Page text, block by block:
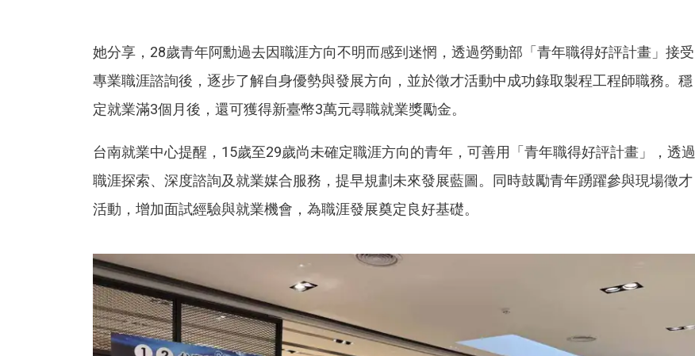
她分享，28歲青年阿勳過去因職涯方向不明而感到迷惘，透過勞動部「青年職得好評計畫」接受
專業職涯諮詢後，逐步了解自身優勢與發展方向，並於徵才活動中成功錄取製程工程師職務。穩
定就業滿3個月後，還可獲得新臺幣3萬元尋職就業獎勵金。
台南就業中心提醒，15歲至29歲尚未確定職涯方向的青年，可善用「青年職得好評計畫」，透過
職涯探索、深度諮詢及就業媒合服務，提早規劃未來發展藍圖。同時鼓勵青年踴躍參與現場徵才
活動，增加面試經驗與就業機會，為職涯發展奠定良好基礎。